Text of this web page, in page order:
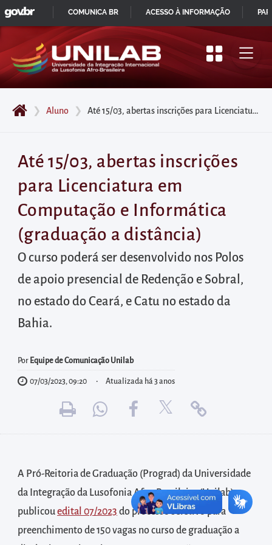
Pular
para
início
do
principal
Acessar
diretamente
o
menu
principal
Acessar
diretamente
área
para
buscas
internas
diretamente
as
postas
rodapé
❯ Aluno ❯ Até 15/03, abertas inscrições para Licenciatura em Computação e Informática (graduação a distância)
Até 15/03, abertas inscrições
para Licenciatura em
Computação e Informática
(graduação a distância)
O curso poderá ser desenvolvido nos Polos
de apoio presencial de Redenção e Sobral,
no estado do Ceará, e Catu no estado da
Bahia.
Por Equipe de Comunicação Unilab
07/03/2023, 09:20 Atualizada há 3 anos
A Pró-Reitoria de Graduação (Prograd) da Universidade
da Integração da Lusofonia Afro-Brasileira (Unilab)
publicouedital 07/2023 do processo seletivo para
preenchimento de 150 vagas no curso de graduação a
IR
PARA
CONTEÚDO
GOVBR
COMUNICA BR ACESSO À INFORMAÇÃO